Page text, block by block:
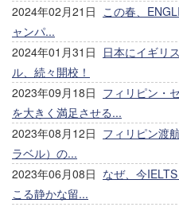
2024年02月21日 この春、
ャンパ...
2024年01月31日 日本にイギリ
ル、続々開校！
2023年09月18日 フィリピン・
を大きく満足させる...
2023年08月12日 フィリピン渡
ラベル）の...
2023年06月08日 なぜ、今
こる静かな留...